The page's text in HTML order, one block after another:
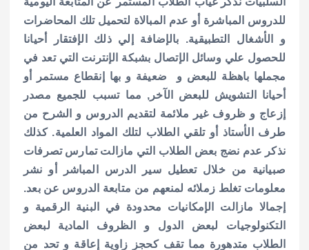
للدروس المباشرة أو عدم المبالاة لتحميل تلك المحاضرات
و الأشغال التطبيقية. بالإضافة إلي ذلك الإفتقار أحيانا
للحصول علي وسائل الإتصال بشبكة الإنترنت التي تعد في
مجملها باهظة للبعض و ضعيفة و بها إنقطاع مستمر أو
أحيانا التشويش للبعض الآخر, مما تسبب للجميع مصدر
إزعاج و ظروف غير ملائمة لتقديم الدروس و الشرح من
طرف الأستاذ أو تلقي الطلاب لتلك المواد العلمية. كذلك
نذكر عدم نضج بعض الطلاب التي مازالت تمارس تصرفات
صبيانية من خلال تعطيل سير الدرس المباشر أو نشر
معلومات تغلط زملائه لمنعهم من متابعة الدروس عن بعد.
إجمالا مازالت الإمكانيات محدودة في البنية الرقمية و
التكنولوجيات لبعض الدول و الظروف المادية لبعض
الطلاب متدهورة مما تقف كحجز زاوية إعاقة و تحد من